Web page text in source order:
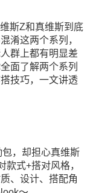
斯Z和真维斯到底
淆这两个系列，
群上都有明显差
面了解两个系列
技巧，一文讲透
，却担心真维斯
款式+搭对风格，
、设计、搭配角